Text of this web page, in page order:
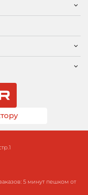
5 минут пешком от